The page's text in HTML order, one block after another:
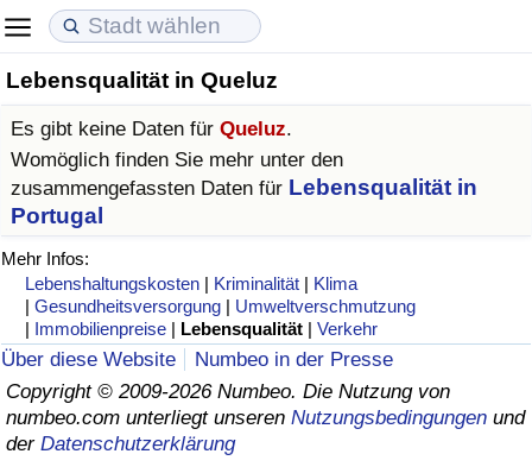
Lebensqualität in Queluz
Es gibt keine Daten für Queluz.
Womöglich finden Sie mehr unter den
zusammengefassten Daten für Lebensqualität in
Portugal
Mehr Infos:
Lebenshaltungskosten | Kriminalität | Klima
|Gesundheitsversorgung | Umweltverschmutzung
| Immobilienpreise | Lebensqualität |Verkehr
Über diese Website
Numbeo in der Presse
Copyright © 2009-2026 Numbeo. Die Nutzung von
numbeo.com unterliegt unseren Nutzungsbedingungen und
der Datenschutzerklärung
Lebenshaltungskosten
Lebenshaltungskosten-Index (aktuell)
Lebenshaltungskosten-Index
Lebenshaltungskosten-Index nach Land
in Akaba
Immobilienpreise
Immobilienpreis-Index (aktuell)
Immobilienpreis-Index
Immobilienpreis-Index nach Land
Lebensqualität
Lebensqualität-Index
Lebensqualität-Index (aktuell)
Lebensqualitätsindex nach Land
Kriminalität
Kriminalitäts-Index (aktuell)
Kriminalitäts-Index